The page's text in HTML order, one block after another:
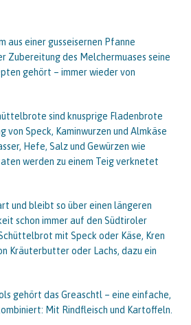
aus einer gusseisernen Pfanne
Zubereitung des Melchermuases seine
gehört – immer wieder von
sind knusprige Fladenbrote
von Speck, Kaminwurzen und Almkäse
Hefe, Salz und Gewürzen wie
werden zu einem Teig verknetet
und bleibt so über einen längeren
schon immer auf den Südtiroler
mit Speck oder Käse, Kren
Kräuterbutter oder Lachs, dazu ein
gehört das Greaschtl – eine einfache,
Mit Rindfleisch und Kartoffeln.